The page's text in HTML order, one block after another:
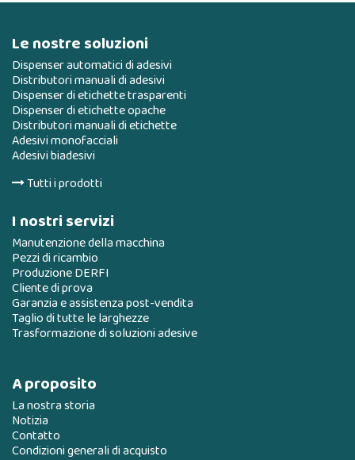
Le nostre soluzioni
Dispenser automatici di adesivi
Distributori manuali di adesivi
Dispenser di etichette trasparenti
Dispenser di etichette opache
Distributori manuali di etichette
Adesivi monofacciali
Adesivi biadesivi
Tutti i prodotti
I nostri servizi
Manutenzione della macchina
Pezzi di ricambio
Produzione DERFI
Cliente di prova
Garanzia e assistenza post-vendita
Taglio di tutte le larghezze
Trasformazione di soluzioni adesive
A proposito
La nostra storia
Notizia
Contatto
Condizioni generali di acquisto